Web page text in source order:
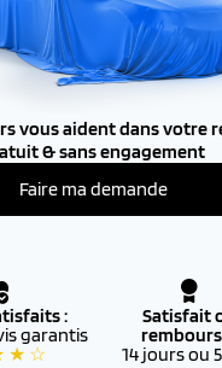
vous aident dans votre
& sans engagement
Faire ma demande
:
garantis
★ ☆
Satisfait
14 jours ou